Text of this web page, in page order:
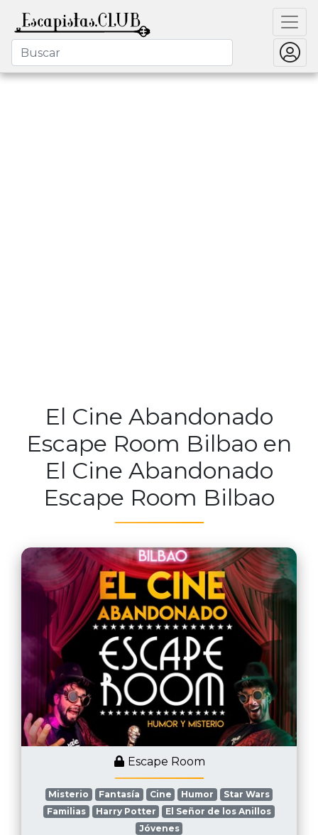
El Cine Abandonado
Escape Room Bilbao en
El Cine Abandonado
Escape Room Bilbao
Escape Room
Misterio Fantasía Cine Humor
Star Wars
Familias
Harry Potter
El Señor de los Anillos
Jóvenes